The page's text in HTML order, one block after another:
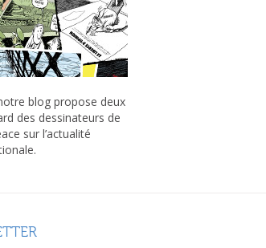
blog propose deux
des dessinateurs de
sur l’actualité